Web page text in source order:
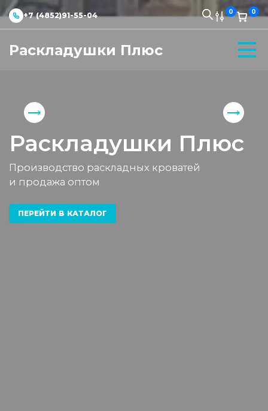
+7 (4852)91-55-04 0 0
Раскладушки Плюс
Раскладушки Плюс
Производство раскладных кроватей
и продажа оптом
ПЕРЕЙТИ В КАТАЛОГ